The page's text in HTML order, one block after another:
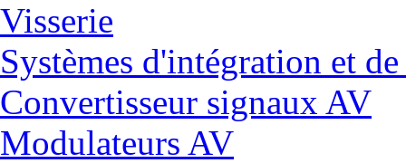
Visserie
Systèmes d'intégration et
Convertisseur signaux AV
Modulateurs AV